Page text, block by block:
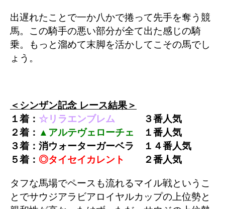
出遅れたことで一か八かで捲って先手を奪う競
馬。この騎手の悪い部分が全て出た感じの騎
乗。もっと溜めて末脚を活かしてこその馬でし
ょう。
＜シンザン記念 レース結果＞
１着： ☆リラエンブレム ３番人気
２着： ▲アルテヴェローチェ １番人気
３着：消ウォーターガーベラ １４番人気
５着： ◎タイセイカレント ２番人気
タフな馬場でペースも流れるマイル戦というこ
とでサウジアラビアロイヤルカップの上位勢と